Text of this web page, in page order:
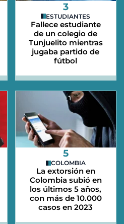
3
ESTUDIANTES
Fallece estudiante
de un colegio de
Tunjuelito mientras
jugaba partido de
fútbol
5
COLOMBIA
La extorsión en
Colombia subió en
los últimos 5 años,
con más de 10.000
casos en 2023